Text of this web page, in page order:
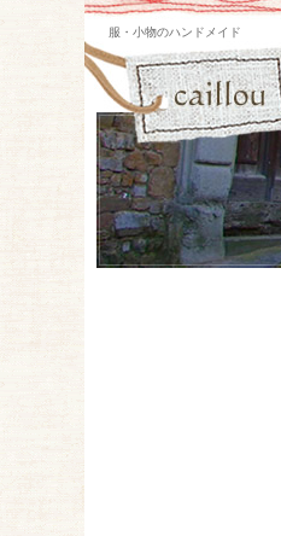
服・小物のハンドメイド